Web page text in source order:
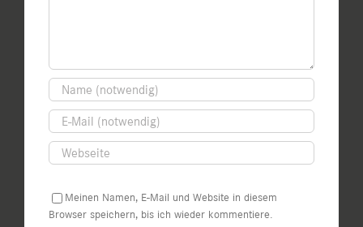
Meinen Namen, E-Mail und Website in diesem
Browser speichern, bis ich wieder kommentiere.